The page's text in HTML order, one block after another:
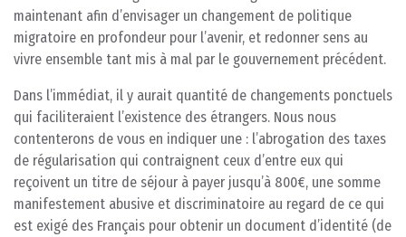
maintenant afin d’envisager un changement de politique
migratoire en profondeur pour l’avenir, et redonner sens au
vivre ensemble tant mis à mal par le gouvernement précédent.
Dans l’immédiat, il y aurait quantité de changements ponctuels
qui faciliteraient l’existence des étrangers. Nous nous
contenterons de vous en indiquer une : l’abrogation des taxes
de régularisation qui contraignent ceux d’entre eux qui
reçoivent un titre de séjour à payer jusqu’à 800€, une somme
manifestement abusive et discriminatoire au regard de ce qui
est exigé des Français pour obtenir un document d’identité (de